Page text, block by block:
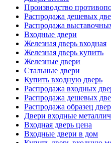
Производство
Распродажа дешевых
Распродажа
Входные двери
Железная дверь входная
Железная дверь купить
Железные двери
Стальные двери
Купить входную дверь
Распродажа входных
Распродажа дешевых
Распродажа образец
Двери входные
Входная дверь цена
Входные двери в дом